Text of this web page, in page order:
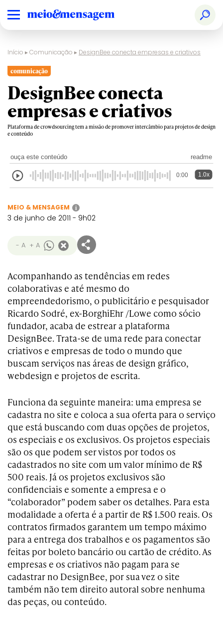
Início ▸Comunicação ▸ DesignBee conecta empresas e criativos
comunicação
DesignBee conecta
empresas e criativos
Plataforma de crowdsourcing tem a missão de promover intercâmbio para projetos de design
e conteúdo
ouça este conteúdo readme
0:00 1.0x
MEIO & MENSAGEM i
3 de junho de 2011 - 9h02
- A + A
Acompanhando as tendências em redes
colaborativas e até mesmo do
empreendedorismo, o publicitário e pesquisador
Ricardo Sodré, ex-BorghiEhr /Lowe como sócio
fundador, acaba de estrear a plataforma
DesignBee. Trata-se de uma rede para conectar
criativos e empresas de todo o mundo que
buscam serviços nas áreas de design gráfico,
webdesign e projetos de escrita.
Funciona da seguinte maneira: uma empresa se
cadastra no site e coloca a sua oferta para o serviço
que está buscando com duas opções de projetos,
os especiais e os exclusivos. Os projetos especiais
são os que podem ser vistos por todos os
cadastrados no site com um valor mínimo de R$
500 reais. Já os projetos exclusivos são
confidenciais e somente a empresa e o
“colaborador” podem saber os detalhes. Para esta
modalidade a oferta é a partir de R$ 1.500 reais. Os
contratos firmados garantem um tempo máximo
para a entrega dos trabalhos e os pagamentos são
feitas por boleto bancário ou cartão de crédito. As
empresas e os criativos não pagam para se
cadastrar no DesignBee, por sua vez o site
também não tem direito autoral sobre nenhuma
das peças, ou conteúdo.